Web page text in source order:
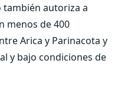
también autoriza a
menos de 400
Arica y Parinacota y
y bajo condiciones de